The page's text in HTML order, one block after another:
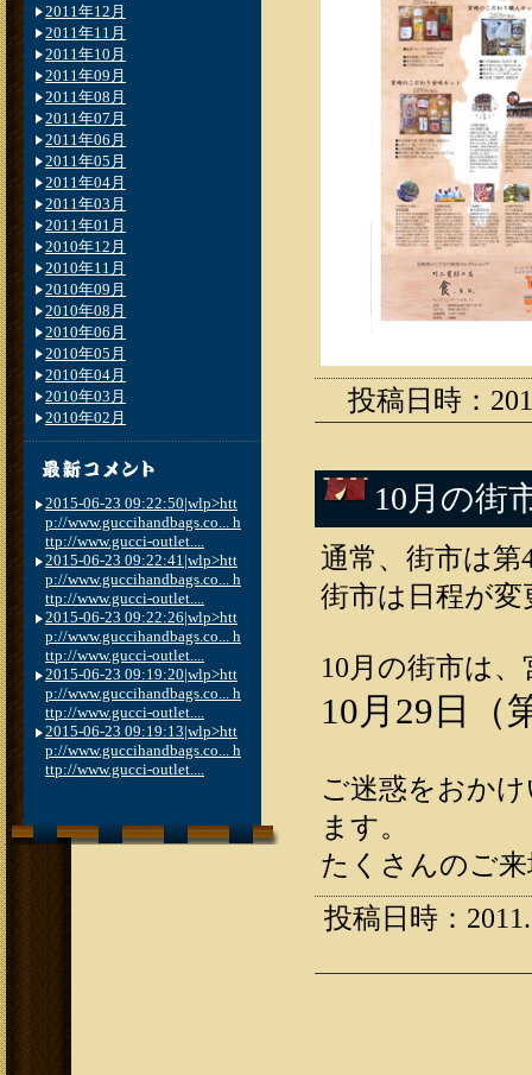
投稿日時：
10月の街
通常、街市は
街市は日程が
10月の街市は
10月29日（
ご迷惑をおか
ます。
たくさんのご
投稿日時：
2011年12月
2011年11月
2011年10月
2011年09月
2011年08月
2011年07月
2011年06月
2011年05月
2011年04月
2011年03月
2011年01月
2010年12月
2010年11月
2010年09月
2010年08月
2010年06月
2010年05月
2010年04月
2010年03月
2010年02月
2015-06-23 09:22:50|wlp>htt
p://www.guccihandbags.co... h
ttp://www.gucci-outlet....
2015-06-23 09:22:41|wlp>htt
p://www.guccihandbags.co... h
ttp://www.gucci-outlet....
2015-06-23 09:22:26|wlp>htt
p://www.guccihandbags.co... h
ttp://www.gucci-outlet....
2015-06-23 09:19:20|wlp>htt
p://www.guccihandbags.co... h
ttp://www.gucci-outlet....
2015-06-23 09:19:13|wlp>htt
p://www.guccihandbags.co... h
ttp://www.gucci-outlet....